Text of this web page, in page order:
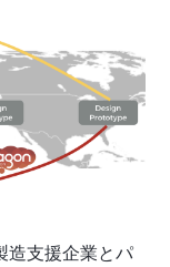
造支援企業とパ